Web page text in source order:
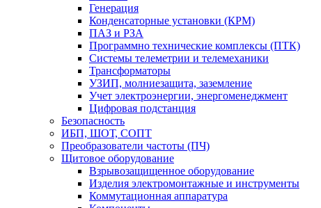
Генерация
Конденсаторные установки (КРМ)
ПАЗ и РЗА
Программно технические комплексы (ПТК)
Системы телеметрии и телемеханики
Трансформаторы
УЗИП, молниезащита, заземление
Учет электроэнергии, энергоменеджмент
Цифровая подстанция
Безопасность
ИБП, ШОТ, СОПТ
Преобразователи частоты (ПЧ)
Щитовое оборудование
Взрывозащищенное оборудование
Изделия электромонтажные и инструменты
Коммутационная аппаратура